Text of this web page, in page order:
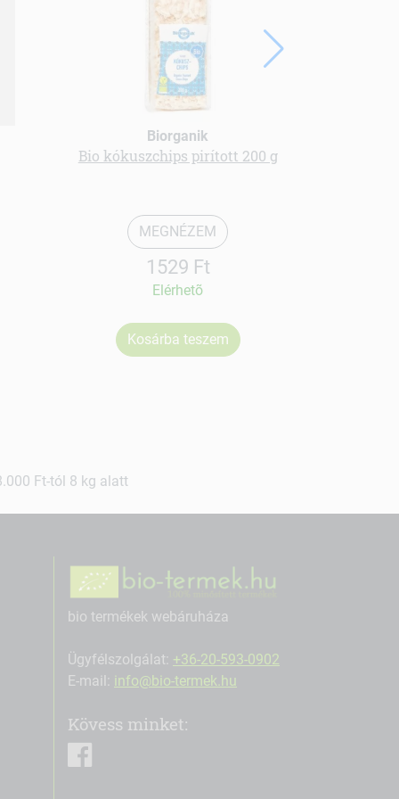
Biorganik
Bio kókuszchips pirított 200 g
MEGNÉZEM
1529 Ft
Elérhetõ
Kosárba teszem
Ft-tól 8 kg alatt
bio termékek webáruháza
Ügyfélszolgálat: +36-20-593-0902
E-mail: info@bio-termek.hu
Kövess minket: